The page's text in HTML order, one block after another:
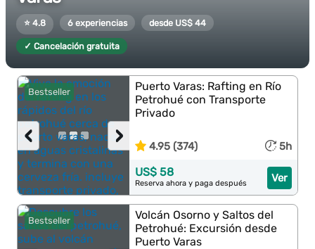
⭐ 4.8 6 experiencias desde US$ 44
✓ Cancelación gratuita
Bestseller
›
‹
Puerto Varas: Rafting en Río
Petrohué con Transporte
Privado
4.95 (374) 5h
Ver
US$ 58
Reserva ahora y paga después
Bestseller
Volcán Osorno y Saltos del
Petrohué: Excursión desde
Puerto Varas